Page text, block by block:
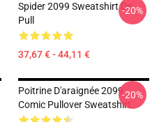
Spider 2099 Sweatshirt De
Pull
37,67 € - 44,11 €
-20%
Poitrine D'araignée 2099
Comic Pullover Sweatshirt
-20%